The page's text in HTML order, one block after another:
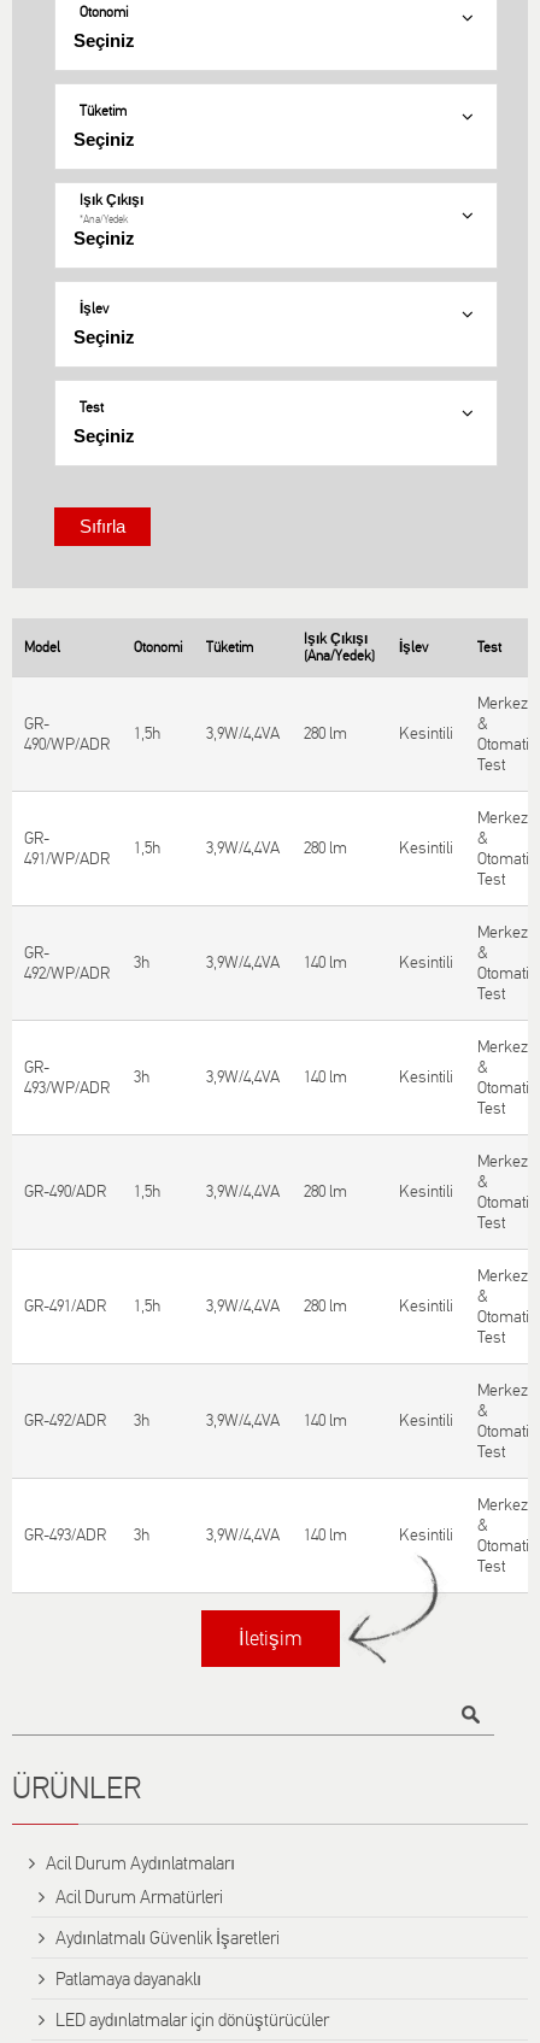
Otonomi
Tüketim
Işık Çıkışı
*Ana/Yedek
İşlev
Test
Model Otonomi Tüketim
Işık Çıkışı
(Ana/Yedek)
İşlev Test
GR-
490/WP/ADR
1,5h 3,9W/4,4VA 280 lm Κesintili
Merkezi
&
Otomatik
Test
GR-
491/WP/ADR
1,5h 3,9W/4,4VA 280 lm Κesintili
Merkezi
&
Otomatik
Test
GR-
492/WP/ADR
3h 3,9W/4,4VA 140 lm Κesintili
Merkezi
&
Otomatik
Test
GR-
493/WP/ADR
3h 3,9W/4,4VA 140 lm Κesintili
Merkezi
&
Otomatik
Test
GR-490/ADR 1,5h 3,9W/4,4VA 280 lm Κesintili
Merkezi
&
Otomatik
Test
GR-491/ADR 1,5h 3,9W/4,4VA 280 lm Κesintili
Merkezi
&
Otomatik
Test
GR-492/ADR 3h 3,9W/4,4VA 140 lm Κesintili
Merkezi
&
Otomatik
Test
GR-493/ADR 3h 3,9W/4,4VA 140 lm Κesintili
Merkezi
&
Otomatik
Test
İletişim
ÜRÜNLER
Αcil Durum Aydınlatmaları
Acil Durum Armatürleri
Aydınlatmalı Güvenlik İşaretleri
Patlamaya dayanaklı
LED aydınlatmalar için dönüştürücüler